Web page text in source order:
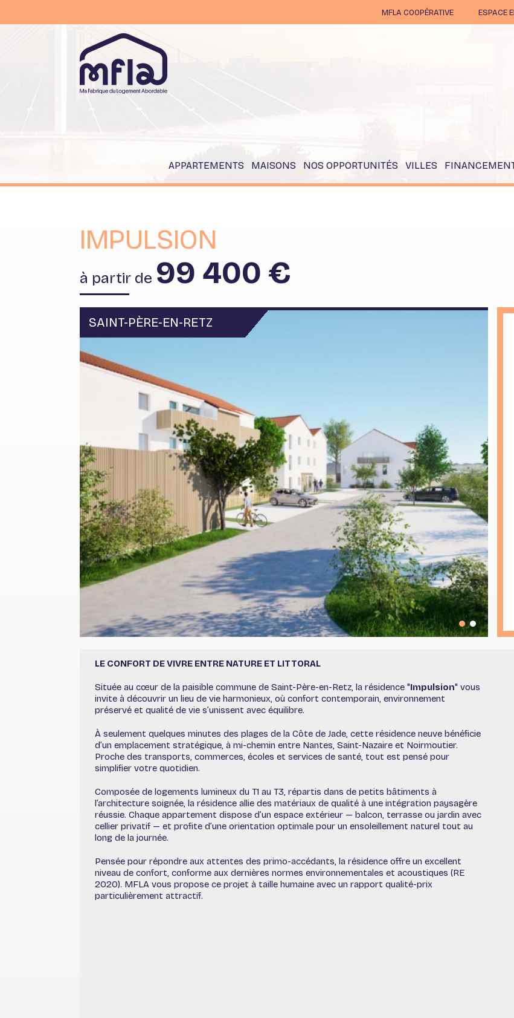
MFLA COOPÉRATIVE
ESPACE
APPARTEMENTS MAISONS NOS OPPORTUNITÉS VILLES
Saint Julien de Concelles
IMPULSION
à partir de 99 400 €
SAINT-PÈRE-EN-RETZ
LE CONFORT DE VIVRE ENTRE NATURE ET LITTORAL
Située au cœur de la paisible commune de Saint-Père-en-Retz, la résidence "Impulsion" vous
invite à découvrir un lieu de vie harmonieux, où confort contemporain, environnement
préservé et qualité de vie s’unissent avec équilibre.
À seulement quelques minutes des plages de la Côte de Jade, cette résidence neuve bénéficie
d’un emplacement stratégique, à mi-chemin entre Nantes, Saint-Nazaire et Noirmoutier.
Proche des transports, commerces, écoles et services de santé, tout est pensé pour
simplifier votre quotidien.
Composée de logements lumineux du T1 au T3, répartis dans de petits bâtiments à
l’architecture soignée, la résidence allie des matériaux de qualité à une intégration paysagère
réussie. Chaque appartement dispose d’un espace extérieur — balcon, terrasse ou jardin avec
cellier privatif — et profite d’une orientation optimale pour un ensoleillement naturel tout au
long de la journée.
Pensée pour répondre aux attentes des primo-accédants, la résidence offre un excellent
niveau de confort, conforme aux dernières normes environnementales et acoustiques (RE
2020). MFLA vous propose ce projet à taille humaine avec un rapport qualité-prix
particulièrement attractif.